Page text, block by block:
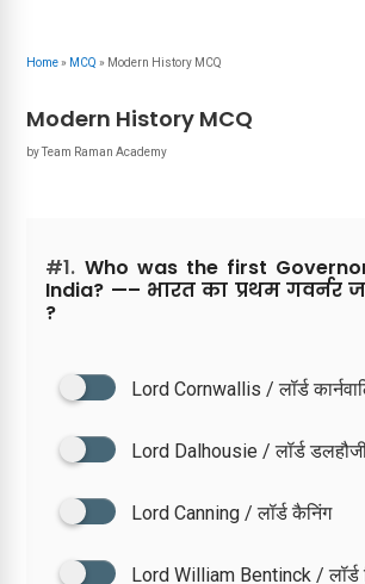
Home» MCQ » Modern History MCQ
Modern History MCQ
byTeam Raman Academy
#1. Who was the first
India? —– भारत का प्रथम गवर्नर
?
Lord Cornwallis / लॉर्ड
Lord Dalhousie / लॉर्ड
Lord Canning / लॉर्ड कैनिंग
Lord William Bentinck / लॉर्ड